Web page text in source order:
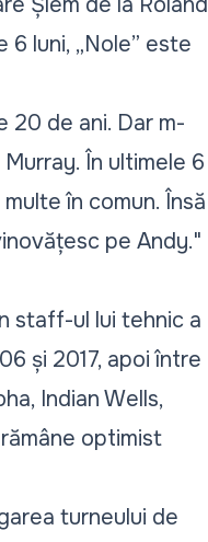
luni, „Nole” este
20 de ani. Dar m-
În ultimele 6
în comun. Însă
pe Andy."
staff-ul lui tehnic a
și 2017, apoi între
Indian Wells,
optimist
turneului de